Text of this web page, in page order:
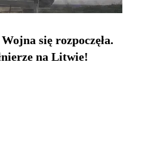
się rozpoczęła.
na Litwie!